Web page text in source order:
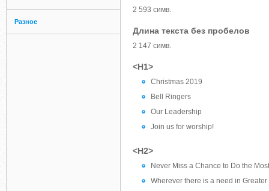
Разное
2 593 симв.
Длина текста без пробелов
2 147 симв.
<H1>
Christmas 2019
Bell Ringers
Our Leadership
Join us for worship!
<H2>
Never Miss a Chance to Do the
Wherever there is a need in Greater